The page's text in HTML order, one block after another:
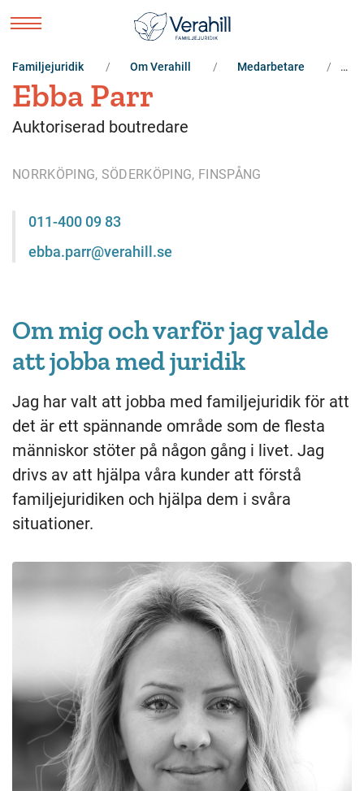
Familjejuridik Om Verahill Medarbetare
Ebba Parr
Auktoriserad boutredare
NORRKÖPING, SÖDERKÖPING, FINSPÅNG
011-400 09 83
ebba.parr@verahill.se
Om mig och varför jag valde
att jobba med juridik
Jag har valt att jobba med familjejuridik för att
det är ett spännande område som de flesta
människor stöter på någon gång i livet. Jag
drivs av att hjälpa våra kunder att förstå
familjejuridiken och hjälpa dem i svåra
situationer.